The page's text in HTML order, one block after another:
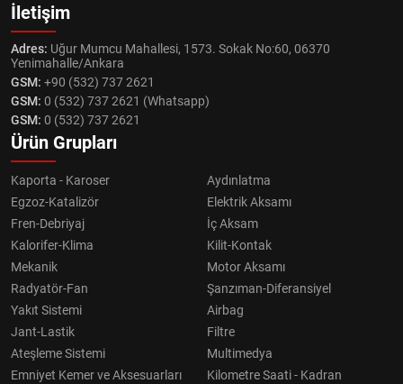
İletişim
Adres: Uğur Mumcu Mahallesi, 1573. Sokak No:60, 06370
Yenimahalle/Ankara
GSM: +90 (532) 737 2621
GSM: 0 (532) 737 2621 (Whatsapp)
GSM: 0 (532) 737 2621
Ürün Grupları
Kaporta - Karoser
Aydınlatma
Egzoz-Katalizör
Elektrik Aksamı
Fren-Debriyaj
İç Aksam
Kalorifer-Klima
Kilit-Kontak
Mekanik
Motor Aksamı
Radyatör-Fan
Şanzıman-Diferansiyel
Yakıt Sistemi
Airbag
Jant-Lastik
Filtre
Ateşleme Sistemi
Multimedya
Emniyet Kemer ve Aksesuarları
Kilometre Saati - Kadran